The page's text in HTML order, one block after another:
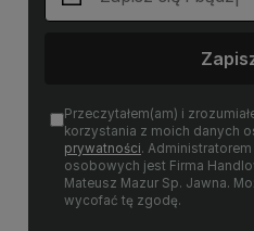
Przeczytałem(am) i
korzystania z moich danych
prywatności.
osobowych jest Firma
Mateusz Mazur Sp. Jawna.
wycofać tę zgodę.